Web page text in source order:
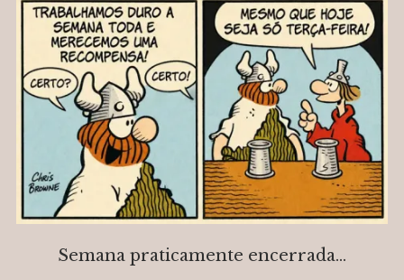
Semana praticamente encerrada…